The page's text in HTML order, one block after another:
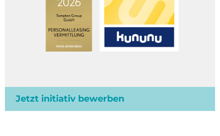
Jetzt initiativ bewerben